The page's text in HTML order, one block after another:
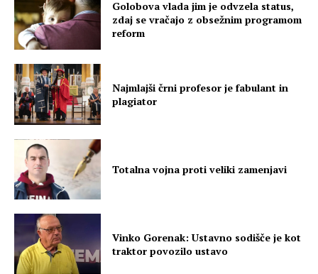
Golobova vlada jim je odvzela status,
zdaj se vračajo z obsežnim programom
reform
Najmlajši črni profesor je fabulant in
plagiator
Totalna vojna proti veliki zamenjavi
Vinko Gorenak: Ustavno sodišče je kot
traktor povozilo ustavo